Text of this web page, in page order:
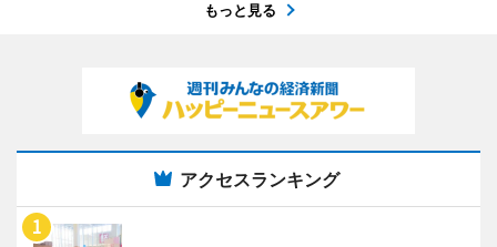
もっと見る
アクセスランキング